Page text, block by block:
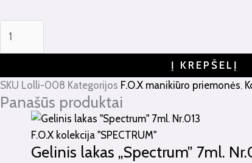
Į KREPŠELĮ
SKU Lolli-008 Kategorijos F.O.X manikiūro priemonės,
Panašūs produktai
F.O.X kolekcija "SPECTRUM"
Gelinis lakas „Spectrum” 7ml.